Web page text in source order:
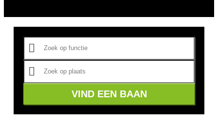
VIND EEN BAAN